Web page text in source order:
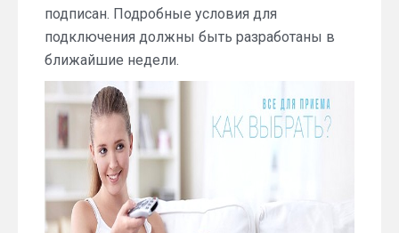
подписан. Подробные условия для
подключения должны быть разработаны в
ближайшие недели.